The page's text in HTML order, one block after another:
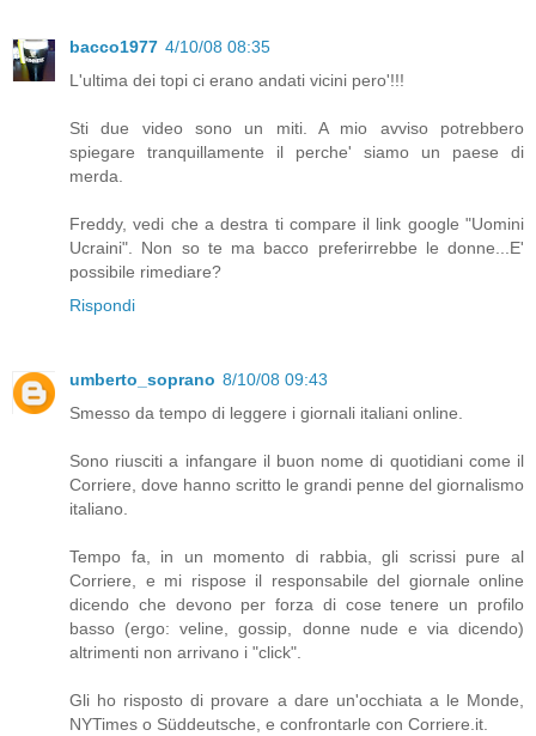
bacco1977 4/10/08 08:35
L'ultima dei topi ci erano andati vicini pero'!!!
Sti due video sono un miti. A mio avviso potrebbero
spiegare tranquillamente il perche' siamo un paese di
merda.
Freddy, vedi che a destra ti compare il link google "Uomini
Ucraini". Non so te ma bacco preferirrebbe le donne...E'
possibile rimediare?
Rispondi
umberto_soprano 8/10/08 09:43
Smesso da tempo di leggere i giornali italiani online.
Sono riusciti a infangare il buon nome di quotidiani come il
Corriere, dove hanno scritto le grandi penne del giornalismo
italiano.
Tempo fa, in un momento di rabbia, gli scrissi pure al
Corriere, e mi rispose il responsabile del giornale online
dicendo che devono per forza di cose tenere un profilo
basso (ergo: veline, gossip, donne nude e via dicendo)
altrimenti non arrivano i "click".
Gli ho risposto di provare a dare un'occhiata a le Monde,
NYTimes o Süddeutsche, e confrontarle con Corriere.it.